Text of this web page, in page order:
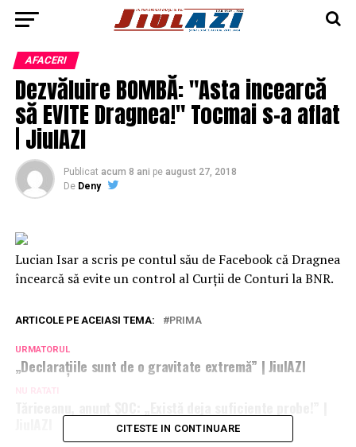
AFACERI
Dezvăluire BOMBĂ: "Asta incearcă
să EVITE Dragnea!" Tocmai s-a aflat
| JiulAZI
Publicat acum 8 ani pe august 27, 2018
De Deny
Lucian Isar a scris pe contul său de Facebook că Dragnea
încearcă să evite un control al Curții de Conturi la BNR.
ARTICOLE PE ACEIASI TEMA: PRIMA
URMATORUL
„Declaraţiile sunt de o gravitate extremă” | JiulAZI
NU RATATI
CITESTE IN CONTINUARE